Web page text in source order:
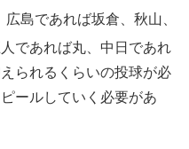
島であれば坂倉、秋山、
であれば丸、中日であれ
られるくらいの投球が必
ールしていく必要があ